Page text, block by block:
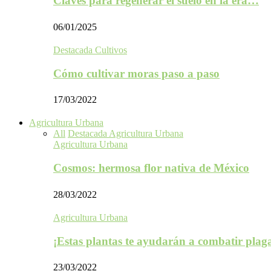
06/01/2025
Destacada Cultivos
Cómo cultivar moras paso a paso
17/03/2022
Agricultura Urbana
All Destacada Agricultura Urbana
Agricultura Urbana
Cosmos: hermosa flor nativa de México
28/03/2022
Agricultura Urbana
¡Estas plantas te ayudarán a combatir
23/03/2022